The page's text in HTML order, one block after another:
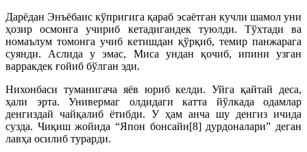
Дарёдан Энъёбаис кўпригига қараб эсаётган кучли шамол уни
ҳозир осмонга учириб кетадигандек туюлди. Тўхтади ва
номаълум томонга учиб кетишдан қўрқиб, темир панжарага
суянди. Аслида у эмас, Миса ундан қочиб, ипини узган
варракдек ғойиб бўлган эди.
Нихонбаси туманигача яёв юриб келди. Уйга қайтай деса,
ҳали эрта. Универмаг олдидаги катта йўлкада одамлар
денгиздай чайқалиб ётибди. У ҳам анча шу денгиз ичида
сузда. Чиқиш жойида “Япон бонсайи[8] дурдоналари” деган
лавҳа осилиб турарди.